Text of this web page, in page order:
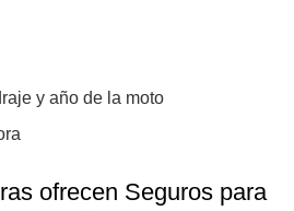
y año de la moto
ofrecen Seguros para